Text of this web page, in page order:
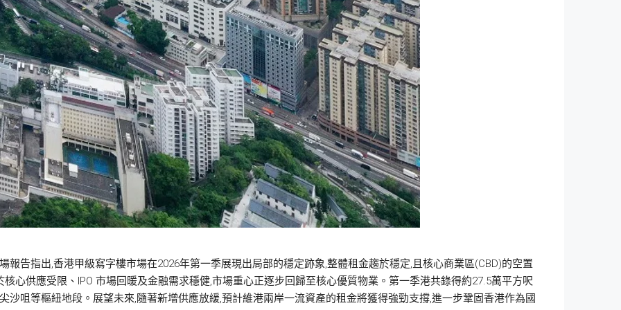
報告指出,香港甲級寫字樓市場在2026年第一季展現出局部的穩定跡象,整體租金趨於穩定,且核心商業區(CBD)的空置
心供應受限、IPO 市場回暖及金融需求穩健,市場重心正逐步回歸至核心優質物業。第一季港共錄得約27.5萬平方呎
沙咀等樞紐地段。展望未來,隨著新增供應放緩,預計維港兩岸一流資產的租金將獲得強勁支撐,進一步鞏固香港作為國